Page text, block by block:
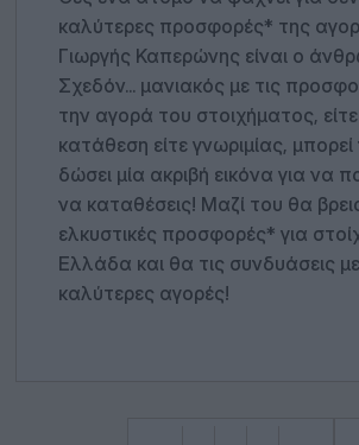
καλύτερες προσφορές* της
Γιωργής Καπερώνης είναι ο
Σχεδόν... μανιακός με τις
την αγορά του στοιχήματος,
κατάθεση είτε γνωριμίας,
δώσει μία ακριβή εικόνα για να
να καταθέσεις! Μαζί του θα
ελκυστικές προσφορές* για
Ελλάδα και θα τις συνδυάσεις με
καλύτερες αγορές!